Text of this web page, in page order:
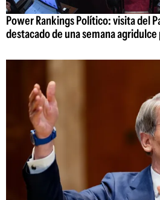
Power Rankings Político: visita del
destacado de una semana